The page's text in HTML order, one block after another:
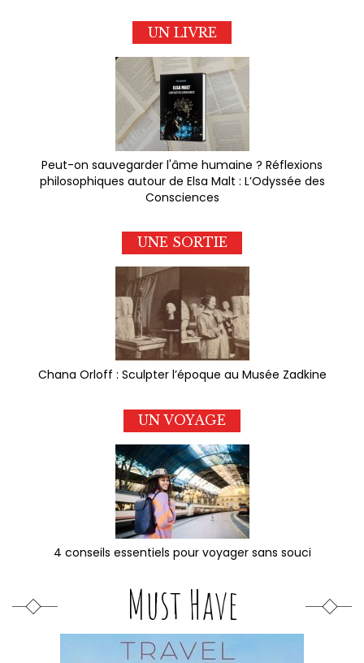
UN LIVRE
Peut-on sauvegarder l'âme humaine ? Réflexions
philosophiques autour de Elsa Malt : L’Odyssée des
Consciences
UNE SORTIE
Chana Orloff : Sculpter l’époque au Musée Zadkine
UN VOYAGE
4 conseils essentiels pour voyager sans souci
Must Have